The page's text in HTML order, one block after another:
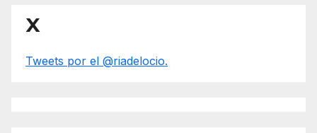
X
Tweets por el @riadelocio.